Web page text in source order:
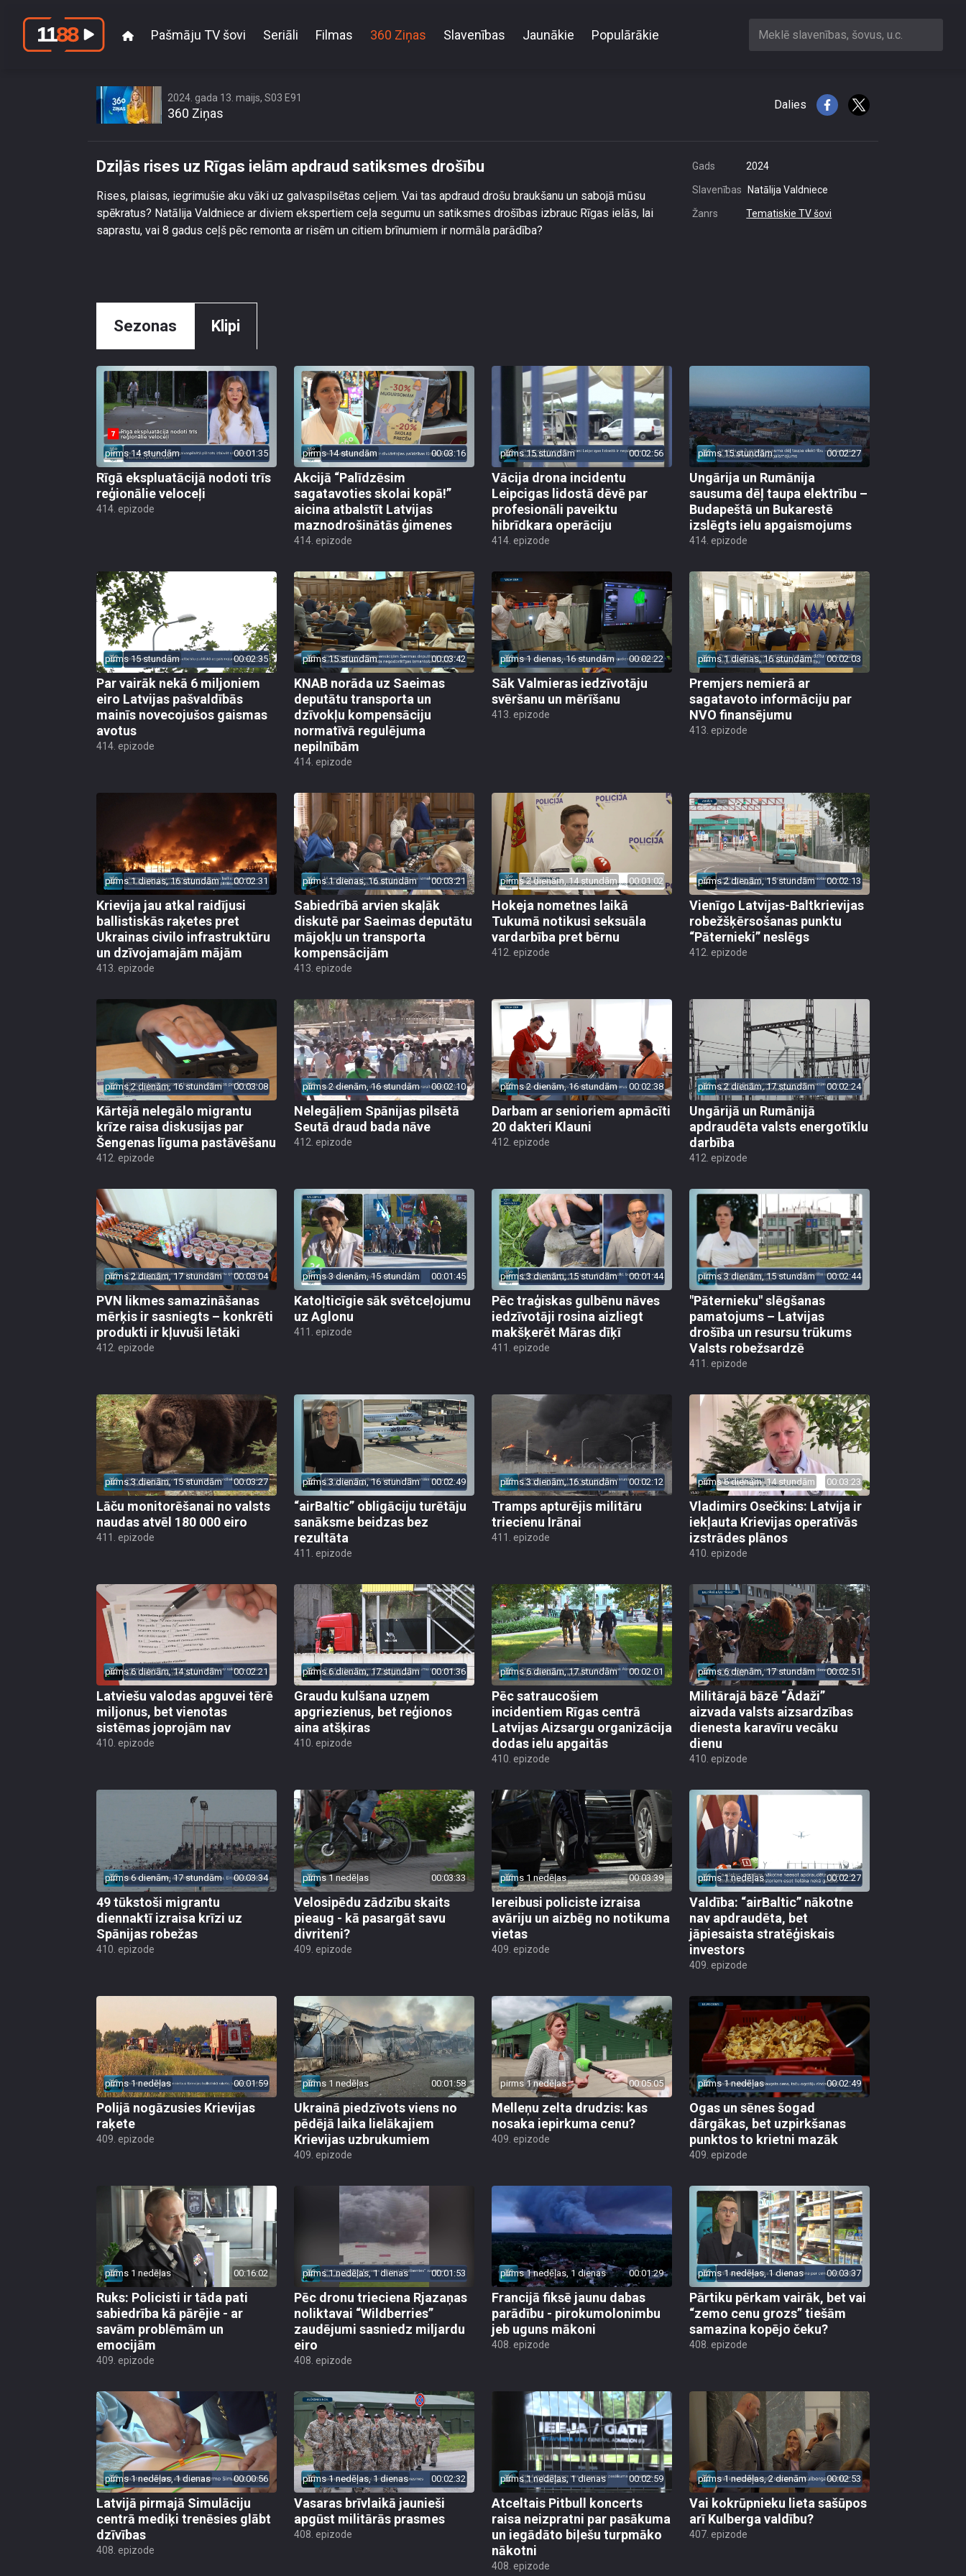
Pašmāju TV šovi Seriāli Filmas 360 Ziņas Slavenības Jaunākie Populārākie Meklē slavenības, šovus, u.c.
2024. gada 13. maijs, S03 E91
360 Ziņas
Dalies
Dziļās rises uz Rīgas ielām apdraud satiksmes drošību
Rises, plaisas, iegrimušie aku vāki uz galvaspilsētas ceļiem. Vai tas apdraud drošu braukšanu un sabojā mūsu
spēkratus? Natālija Valdniece ar diviem ekspertiem ceļa segumu un satiksmes drošības izbrauc Rīgas ielās, lai
saprastu, vai 8 gadus ceļš pēc remonta ar risēm un citiem brīnumiem ir normāla parādība?
Gads 2024
Slavenības Natālija Valdniece
Žanrs Tematiskie TV šovi
Sezonas Klipi
pirms 14 stundām 00:01:35
Rīgā ekspluatācijā nodoti trīs
reģionālie veloceļi
414. epizode
pirms 14 stundām 00:03:16
Akcijā “Palīdzēsim
sagatavoties skolai kopā!”
aicina atbalstīt Latvijas
maznodrošinātās ģimenes
414. epizode
pirms 15 stundām 00:02:56
Vācija drona incidentu
Leipcigas lidostā dēvē par
profesionāli paveiktu
hibrīdkara operāciju
414. epizode
pirms 15 stundām 00:02:27
Ungārija un Rumānija
sausuma dēļ taupa elektrību –
Budapeštā un Bukarestē
izslēgts ielu apgaismojums
414. epizode
pirms 15 stundām 00:02:35
Par vairāk nekā 6 miljoniem
eiro Latvijas pašvaldībās
mainīs novecojušos gaismas
avotus
414. epizode
pirms 15 stundām 00:03:42
KNAB norāda uz Saeimas
deputātu transporta un
dzīvokļu kompensāciju
normatīvā regulējuma
nepilnībām
414. epizode
pirms 1 dienas, 16 stundām 00:02:22
Sāk Valmieras iedzīvotāju
svēršanu un mērīšanu
413. epizode
pirms 1 dienas, 16 stundām 00:02:03
Premjers nemierā ar
sagatavoto informāciju par
NVO finansējumu
413. epizode
pirms 1 dienas, 16 stundām 00:02:31
Krievija jau atkal raidījusi
ballistiskās raķetes pret
Ukrainas civilo infrastruktūru
un dzīvojamajām mājām
413. epizode
pirms 1 dienas, 16 stundām 00:03:21
Sabiedrībā arvien skaļāk
diskutē par Saeimas deputātu
mājokļu un transporta
kompensācijām
413. epizode
pirms 2 dienām, 14 stundām 00:01:02
Hokeja nometnes laikā
Tukumā notikusi seksuāla
vardarbība pret bērnu
412. epizode
pirms 2 dienām, 15 stundām 00:02:13
Vienīgo Latvijas-Baltkrievijas
robežšķērsošanas punktu
“Pāternieki” neslēgs
412. epizode
pirms 2 dienām, 16 stundām 00:03:08
Kārtējā nelegālo migrantu
krīze raisa diskusijas par
Šengenas līguma pastāvēšanu
412. epizode
pirms 2 dienām, 16 stundām 00:02:10
Nelegāļiem Spānijas pilsētā
Seutā draud bada nāve
412. epizode
pirms 2 dienām, 16 stundām 00:02:38
Darbam ar senioriem apmācīti
20 dakteri Klauni
412. epizode
pirms 2 dienām, 17 stundām 00:02:24
Ungārijā un Rumānijā
apdraudēta valsts energotīklu
darbība
412. epizode
pirms 2 dienām, 17 stundām 00:03:04
PVN likmes samazināšanas
mērķis ir sasniegts – konkrēti
produkti ir kļuvuši lētāki
412. epizode
pirms 3 dienām, 15 stundām 00:01:45
Katoļticīgie sāk svētceļojumu
uz Aglonu
411. epizode
pirms 3 dienām, 15 stundām 00:01:44
Pēc traģiskas gulbēnu nāves
iedzīvotāji rosina aizliegt
makšķerēt Māras dīķī
411. epizode
pirms 3 dienām, 15 stundām 00:02:44
"Pāternieku" slēgšanas
pamatojums – Latvijas
drošība un resursu trūkums
Valsts robežsardzē
411. epizode
pirms 3 dienām, 15 stundām 00:03:27
Lāču monitorēšanai no valsts
naudas atvēl 180 000 eiro
411. epizode
pirms 3 dienām, 16 stundām 00:02:49
“airBaltic” obligāciju turētāju
sanāksme beidzas bez
rezultāta
411. epizode
pirms 3 dienām, 16 stundām 00:02:12
Tramps apturējis militāru
triecienu Irānai
411. epizode
pirms 6 dienām, 14 stundām 00:03:23
Vladimirs Osečkins: Latvija ir
iekļauta Krievijas operatīvās
izstrādes plānos
410. epizode
pirms 6 dienām, 14 stundām 00:02:21
Latviešu valodas apguvei tērē
miljonus, bet vienotas
sistēmas joprojām nav
410. epizode
pirms 6 dienām, 17 stundām 00:01:36
Graudu kulšana uzņem
apgriezienus, bet reģionos
aina atšķiras
410. epizode
pirms 6 dienām, 17 stundām 00:02:01
Pēc satraucošiem
incidentiem Rīgas centrā
Latvijas Aizsargu organizācija
dodas ielu apgaitās
410. epizode
pirms 6 dienām, 17 stundām 00:02:51
Militārajā bāzē “Ādaži”
aizvada valsts aizsardzības
dienesta karavīru vecāku
dienu
410. epizode
pirms 6 dienām, 17 stundām 00:03:34
49 tūkstoši migrantu
diennaktī izraisa krīzi uz
Spānijas robežas
410. epizode
pirms 1 nedēļas 00:03:33
Velosipēdu zādzību skaits
pieaug - kā pasargāt savu
divriteni?
409. epizode
pirms 1 nedēļas 00:03:39
Iereibusi policiste izraisa
avāriju un aizbēg no notikuma
vietas
409. epizode
pirms 1 nedēļas 00:02:27
Valdība: “airBaltic” nākotne
nav apdraudēta, bet
jāpiesaista stratēģiskais
investors
409. epizode
pirms 1 nedēļas 00:01:59
Polijā nogāzusies Krievijas
raķete
409. epizode
pirms 1 nedēļas 00:01:58
Ukrainā piedzīvots viens no
pēdējā laika lielākajiem
Krievijas uzbrukumiem
409. epizode
pirms 1 nedēļas 00:05:05
Melleņu zelta drudzis: kas
nosaka iepirkuma cenu?
409. epizode
pirms 1 nedēļas 00:02:49
Ogas un sēnes šogad
dārgākas, bet uzpirkšanas
punktos to krietni mazāk
409. epizode
pirms 1 nedēļas 00:16:02
Ruks: Policisti ir tāda pati
sabiedrība kā pārējie - ar
savām problēmām un
emocijām
409. epizode
pirms 1 nedēļas, 1 dienas 00:01:53
Pēc dronu trieciena Rjazaņas
noliktavai “Wildberries”
zaudējumi sasniedz miljardu
eiro
408. epizode
pirms 1 nedēļas, 1 dienas 00:01:29
Francijā fiksē jaunu dabas
parādību - pirokumolonimbu
jeb uguns mākoni
408. epizode
pirms 1 nedēļas, 1 dienas 00:03:37
Pārtiku pērkam vairāk, bet vai
“zemo cenu grozs” tiešām
samazina kopējo čeku?
408. epizode
pirms 1 nedēļas, 1 dienas 00:00:56
Latvijā pirmajā Simulāciju
centrā mediķi trenēsies glābt
dzīvības
408. epizode
pirms 1 nedēļas, 1 dienas 00:02:32
Vasaras brīvlaikā jaunieši
apgūst militārās prasmes
408. epizode
pirms 1 nedēļas, 1 dienas 00:02:59
Atceltais Pitbull koncerts
raisa neizpratni par pasākuma
un iegādāto biļešu turpmāko
nākotni
408. epizode
pirms 1 nedēļas, 2 dienām 00:02:53
Vai kokrūpnieku lieta sašūpos
arī Kulberga valdību?
407. epizode